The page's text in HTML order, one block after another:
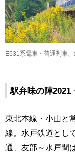
E531系電車・普通列車
駅弁味の陣2021
東北本線・小山と
線。水戸鉄道とし
通、友部～水戸間